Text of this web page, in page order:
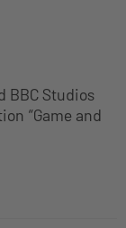
BBC Studios
“Game and